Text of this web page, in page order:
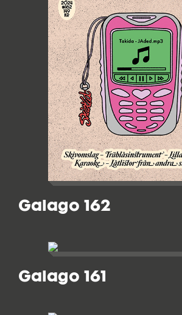
Galago 162
Galago 161